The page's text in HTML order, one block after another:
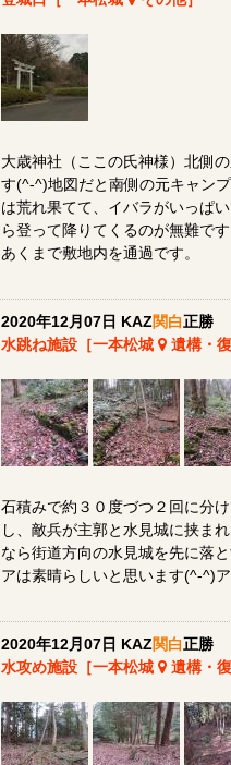
大歳神社（ここの氏神様）北側
す(^-^)地図だと南側の元キャン
は荒れ果てて、イバラがいっぱ
ら登って降りてくるのが無難で
あくまで敷地内を通過です。
2020年12月07日 KAZ関白正勝
水跳ね施設［一本松城
遺構・復
石積みで約３０度づつ２回に分
し、敵兵が主郭と水見城に挟ま
なら街道方向の水見城を先に落
アは素晴らしいと思います(^-^)
2020年12月07日 KAZ関白正勝
水攻め施設［一本松城
遺構・復